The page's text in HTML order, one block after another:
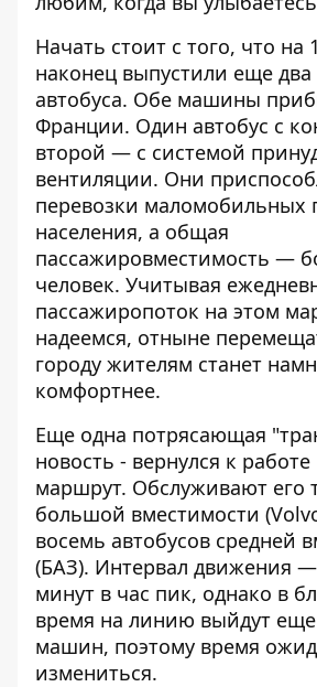
Начать стоит с того, что на
наконец выпустили еще
автобуса. Обе машины
Франции. Один автобус с
второй — с системой
вентиляции. Они
перевозки маломобильных
населения, а общая
пассажировместимость —
человек. Учитывая
пассажиропоток на этом
надеемся, отныне
городу жителям станет
комфортнее.
Еще одна потрясающая
новость - вернулся к работе
маршрут. Обслуживают его
большой вместимости
восемь автобусов средней
(БАЗ). Интервал движения
минут в час пик, однако в
время на линию выйдут еще
машин, поэтому время
измениться.